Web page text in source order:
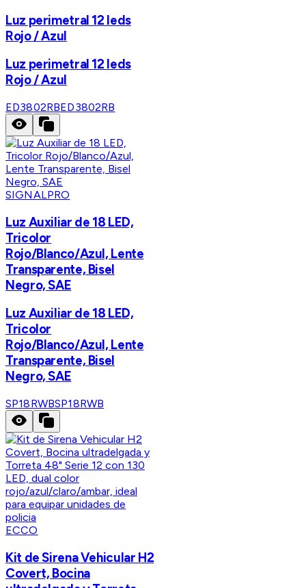
Luz perimetral 12 leds
Rojo / Azul
Luz perimetral 12 leds
Rojo / Azul
ED3802RBED3802RB
SIGNALPRO
Luz Auxiliar de 18 LED,
Tricolor
Rojo/Blanco/Azul, Lente
Transparente, Bisel
Negro, SAE
Luz Auxiliar de 18 LED,
Tricolor
Rojo/Blanco/Azul, Lente
Transparente, Bisel
Negro, SAE
SP18RWBSP18RWB
ECCO
Kit de Sirena Vehicular H2
Covert, Bocina